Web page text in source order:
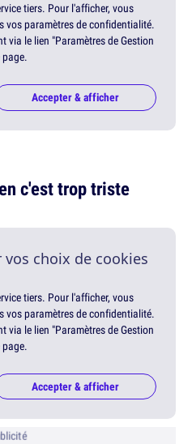
tiers. Pour l'afficher, vous
vos paramètres de confidentialité.
via le lien "Paramètres de Gestion
Accepter & afficher
c'est trop triste
choix de cookies
tiers. Pour l'afficher, vous
vos paramètres de confidentialité.
via le lien "Paramètres de Gestion
Accepter & afficher